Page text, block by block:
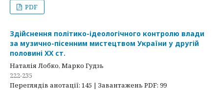
PDF
Здійснення політико-ідеологічного контролю влади
за музично-пісенним мистецтвом України у другій
половині ХХ ст.
Наталія Лобко, Марко Гудзь
222-235
Переглядів анотації: 145 | Завантажень PDF: 99